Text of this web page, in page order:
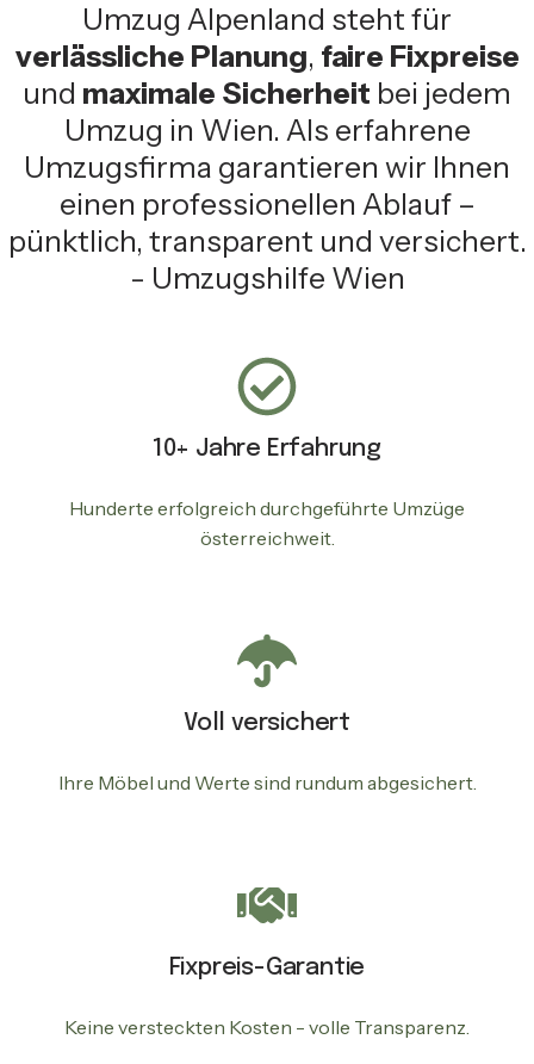
Umzug Alpenland steht für
verlässliche Planung, faire Fixpreise
und maximale Sicherheit bei jedem
Umzug in Wien. Als erfahrene
Umzugsfirma garantieren wir Ihnen
einen professionellen Ablauf –
pünktlich, transparent und versichert.
- Umzugshilfe Wien
10+ Jahre Erfahrung
Hunderte erfolgreich durchgeführte Umzüge
österreichweit.
Voll versichert
Ihre Möbel und Werte sind rundum abgesichert.
Fixpreis-Garantie
Keine versteckten Kosten - volle Transparenz.